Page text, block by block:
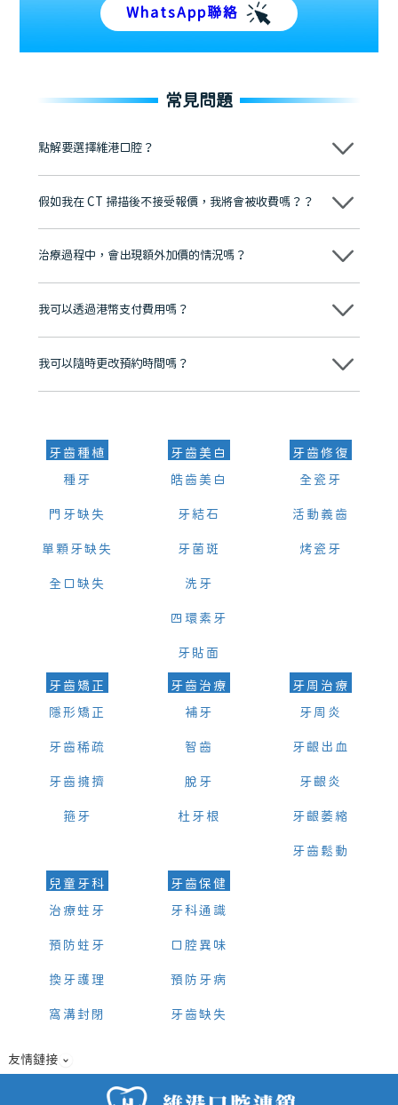
WhatsApp聯絡
常見問題
點解要選擇維港口腔？
維港口腔踐行「醫道濟世」的大學校訓，各分院匯聚來自香港、內地的
牌」、「2025香港企業領袖品牌」，是諾貝爾種植系統全球放心植牙中
至今已服務超過三十個國家和地區的顧客，受到粵港澳大灣區及周邊城
市市民極高的口碑評價及信任推薦 珠海、深圳設有八大分院，香港亦設
有咨詢及服務保障中心，有任何問題都可以隨時預約免費咨詢，讓人十
假如我在 CT 掃描後不接受報價，我將會被收費嗎？？
不會！只要未開始實際服務之前，你不會被收取任何費用。
治療過程中，會出現額外加價的情況嗎？
不會，治療前我們會詳細說明治療方案及對應的價錢，顧客同意並簽字
我可以透過港幣支付費用嗎？
可以。維港口腔會按照當日匯率轉算收取費用，而匯率會及時告知客人
我可以隨時更改預約時間嗎？
可以，請盡早通過wechat或whatsapp聯絡我們，告知我們你原本預約
牙齒種植
種牙
門牙缺失
單顆牙缺失
全口缺失
牙齒美白
皓齒美白
牙結石
牙菌斑
洗牙
四環素牙
牙貼面
牙齒修復
全瓷牙
活動義齒
烤瓷牙
牙齒矯正
隱形矯正
牙齒稀疏
牙齒擁擠
箍牙
牙齒治療
補牙
智齒
脫牙
杜牙根
牙周治療
牙周炎
牙齦出血
牙齦炎
牙齦萎縮
牙齒鬆動
兒童牙科
治療蛀牙
預防蛀牙
換牙護理
窩溝封閉
牙齒保健
牙科通識
口腔異味
預防牙病
牙齒缺失
友情鏈接